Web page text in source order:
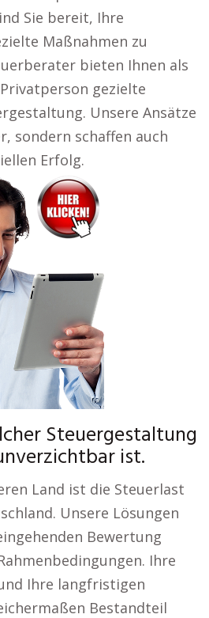
Sie bereit, Ihre
Maßnahmen zu
bieten Ihnen als
gezielte
Unsere Ansätze
sondern schaffen auch
Erfolg.
Steuergestaltung
ist.
Land ist die Steuerlast
Unsere Lösungen
Bewertung
Ihre
Ihre langfristigen
Bestandteil